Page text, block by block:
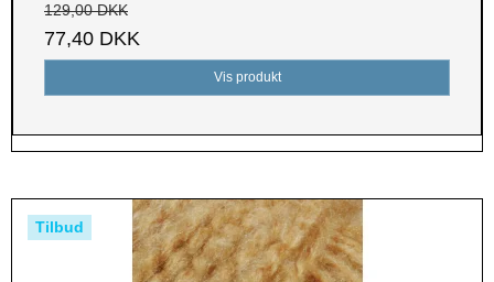
129,00 DKK
77,40 DKK
Vis produkt
Tilbud